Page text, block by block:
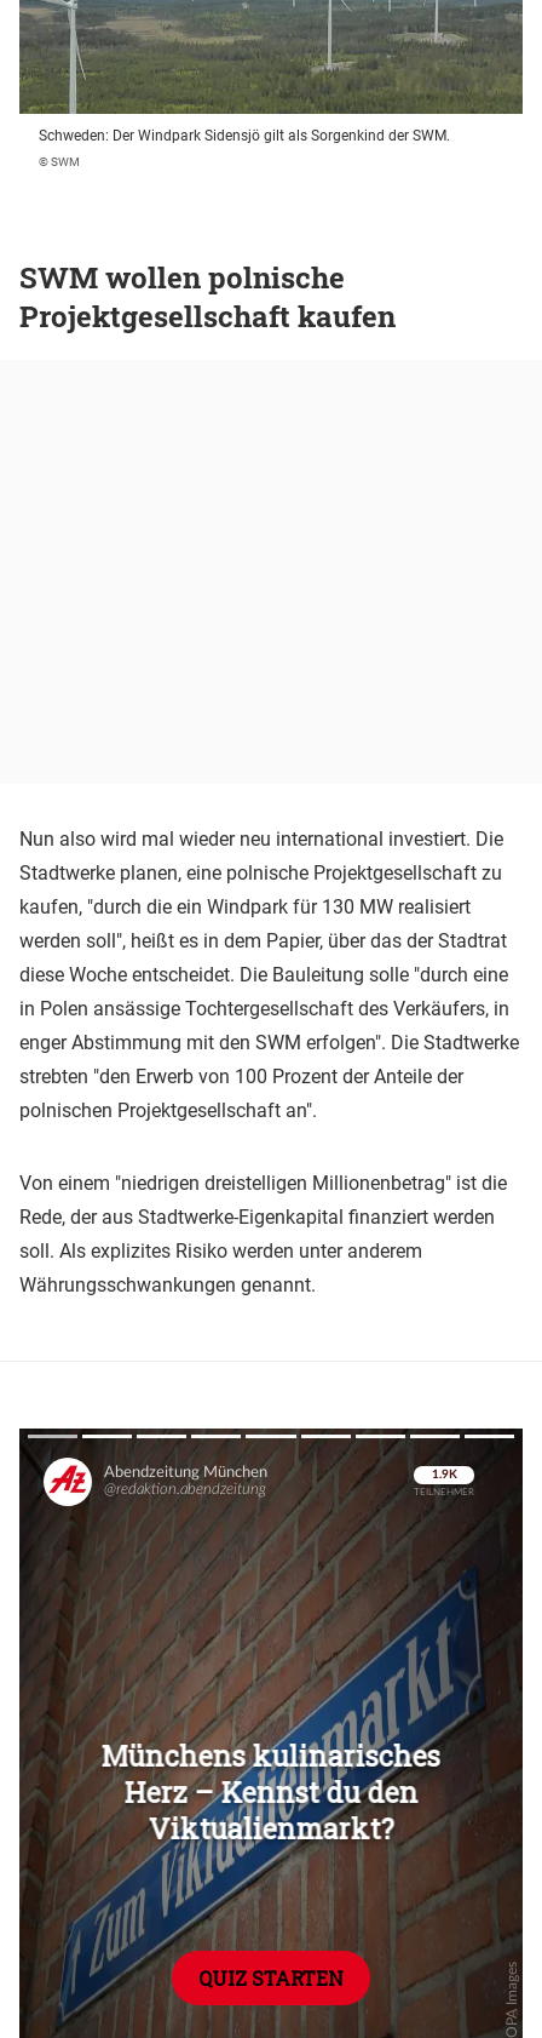
Schweden: Der Windpark Sidensjö gilt als Sorgenkind der SWM.
© SWM
SWM wollen polnische
Projektgesellschaft kaufen
Nun also wird mal wieder neu international investiert. Die
Stadtwerke planen, eine polnische Projektgesellschaft zu
kaufen, "durch die ein Windpark für 130 MW realisiert
werden soll", heißt es in dem Papier, über das der Stadtrat
diese Woche entscheidet. Die Bauleitung solle "durch eine
in Polen ansässige Tochtergesellschaft des Verkäufers, in
enger Abstimmung mit den SWM erfolgen". Die Stadtwerke
strebten "den Erwerb von 100 Prozent der Anteile der
polnischen Projektgesellschaft an".
Von einem "niedrigen dreistelligen Millionenbetrag" ist die
Rede, der aus Stadtwerke-Eigenkapital finanziert werden
soll. Als explizites Risiko werden unter anderem
Währungsschwankungen genannt.
Überspringen
Überspringen